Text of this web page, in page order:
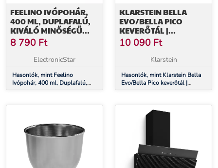
FEELINO IVÓPOHÁR,
400 ML, DUPLAFALÚ,
KIVÁLÓ MINŐSÉGŰ
BOROSZILIKÁT ÜVEG,
EGYEDI
8 790 Ft
ElectronicStar
Hasonlók, mint Feelino
Ivópohár, 400 ml, Duplafalú,
Kiváló minőségű boroszilikát
KLARSTEIN BELLA
EVO/BELLA PICO
KEVERŐTÁL |
ROZSDAMENTES ACÉL |
5 LITER | 0,6 KG TÉSZTA |
MOSOGATÓGÉPBEN
MOSOGATÓGÉPBEN
MOSHATÓ
10 090 Ft
Klarstein
Hasonlók, mint Klarstein Bella
Evo/Bella Pico keverőtál |
rozsdamentes acél | 5 liter | 0,6
mosható | mosogatógépben